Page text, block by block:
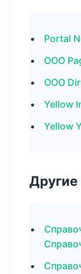
Portal
ООО
ООО
Yellow
Yellow
Другие